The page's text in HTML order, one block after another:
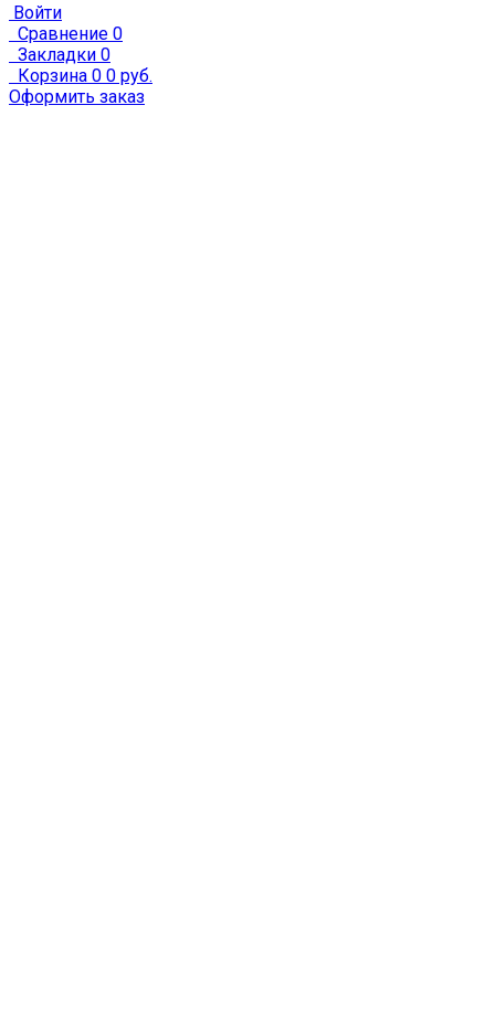
Войти
Сравнение 0
Закладки 0
Корзина 0 0 руб.
Оформить заказ